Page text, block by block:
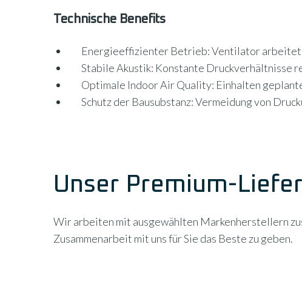
Technische Benefits
Energieeffizienter Betrieb: Ventilator
Stabile Akustik: Konstante Druckverhältnisse
Optimale Indoor Air Quality: Einhalten
Schutz der Bausubstanz: Vermeidung von
Unser Premium-
Wir arbeiten mit ausgewählten Markenherstellern
Zusammenarbeit mit uns für Sie das Beste zu geben.